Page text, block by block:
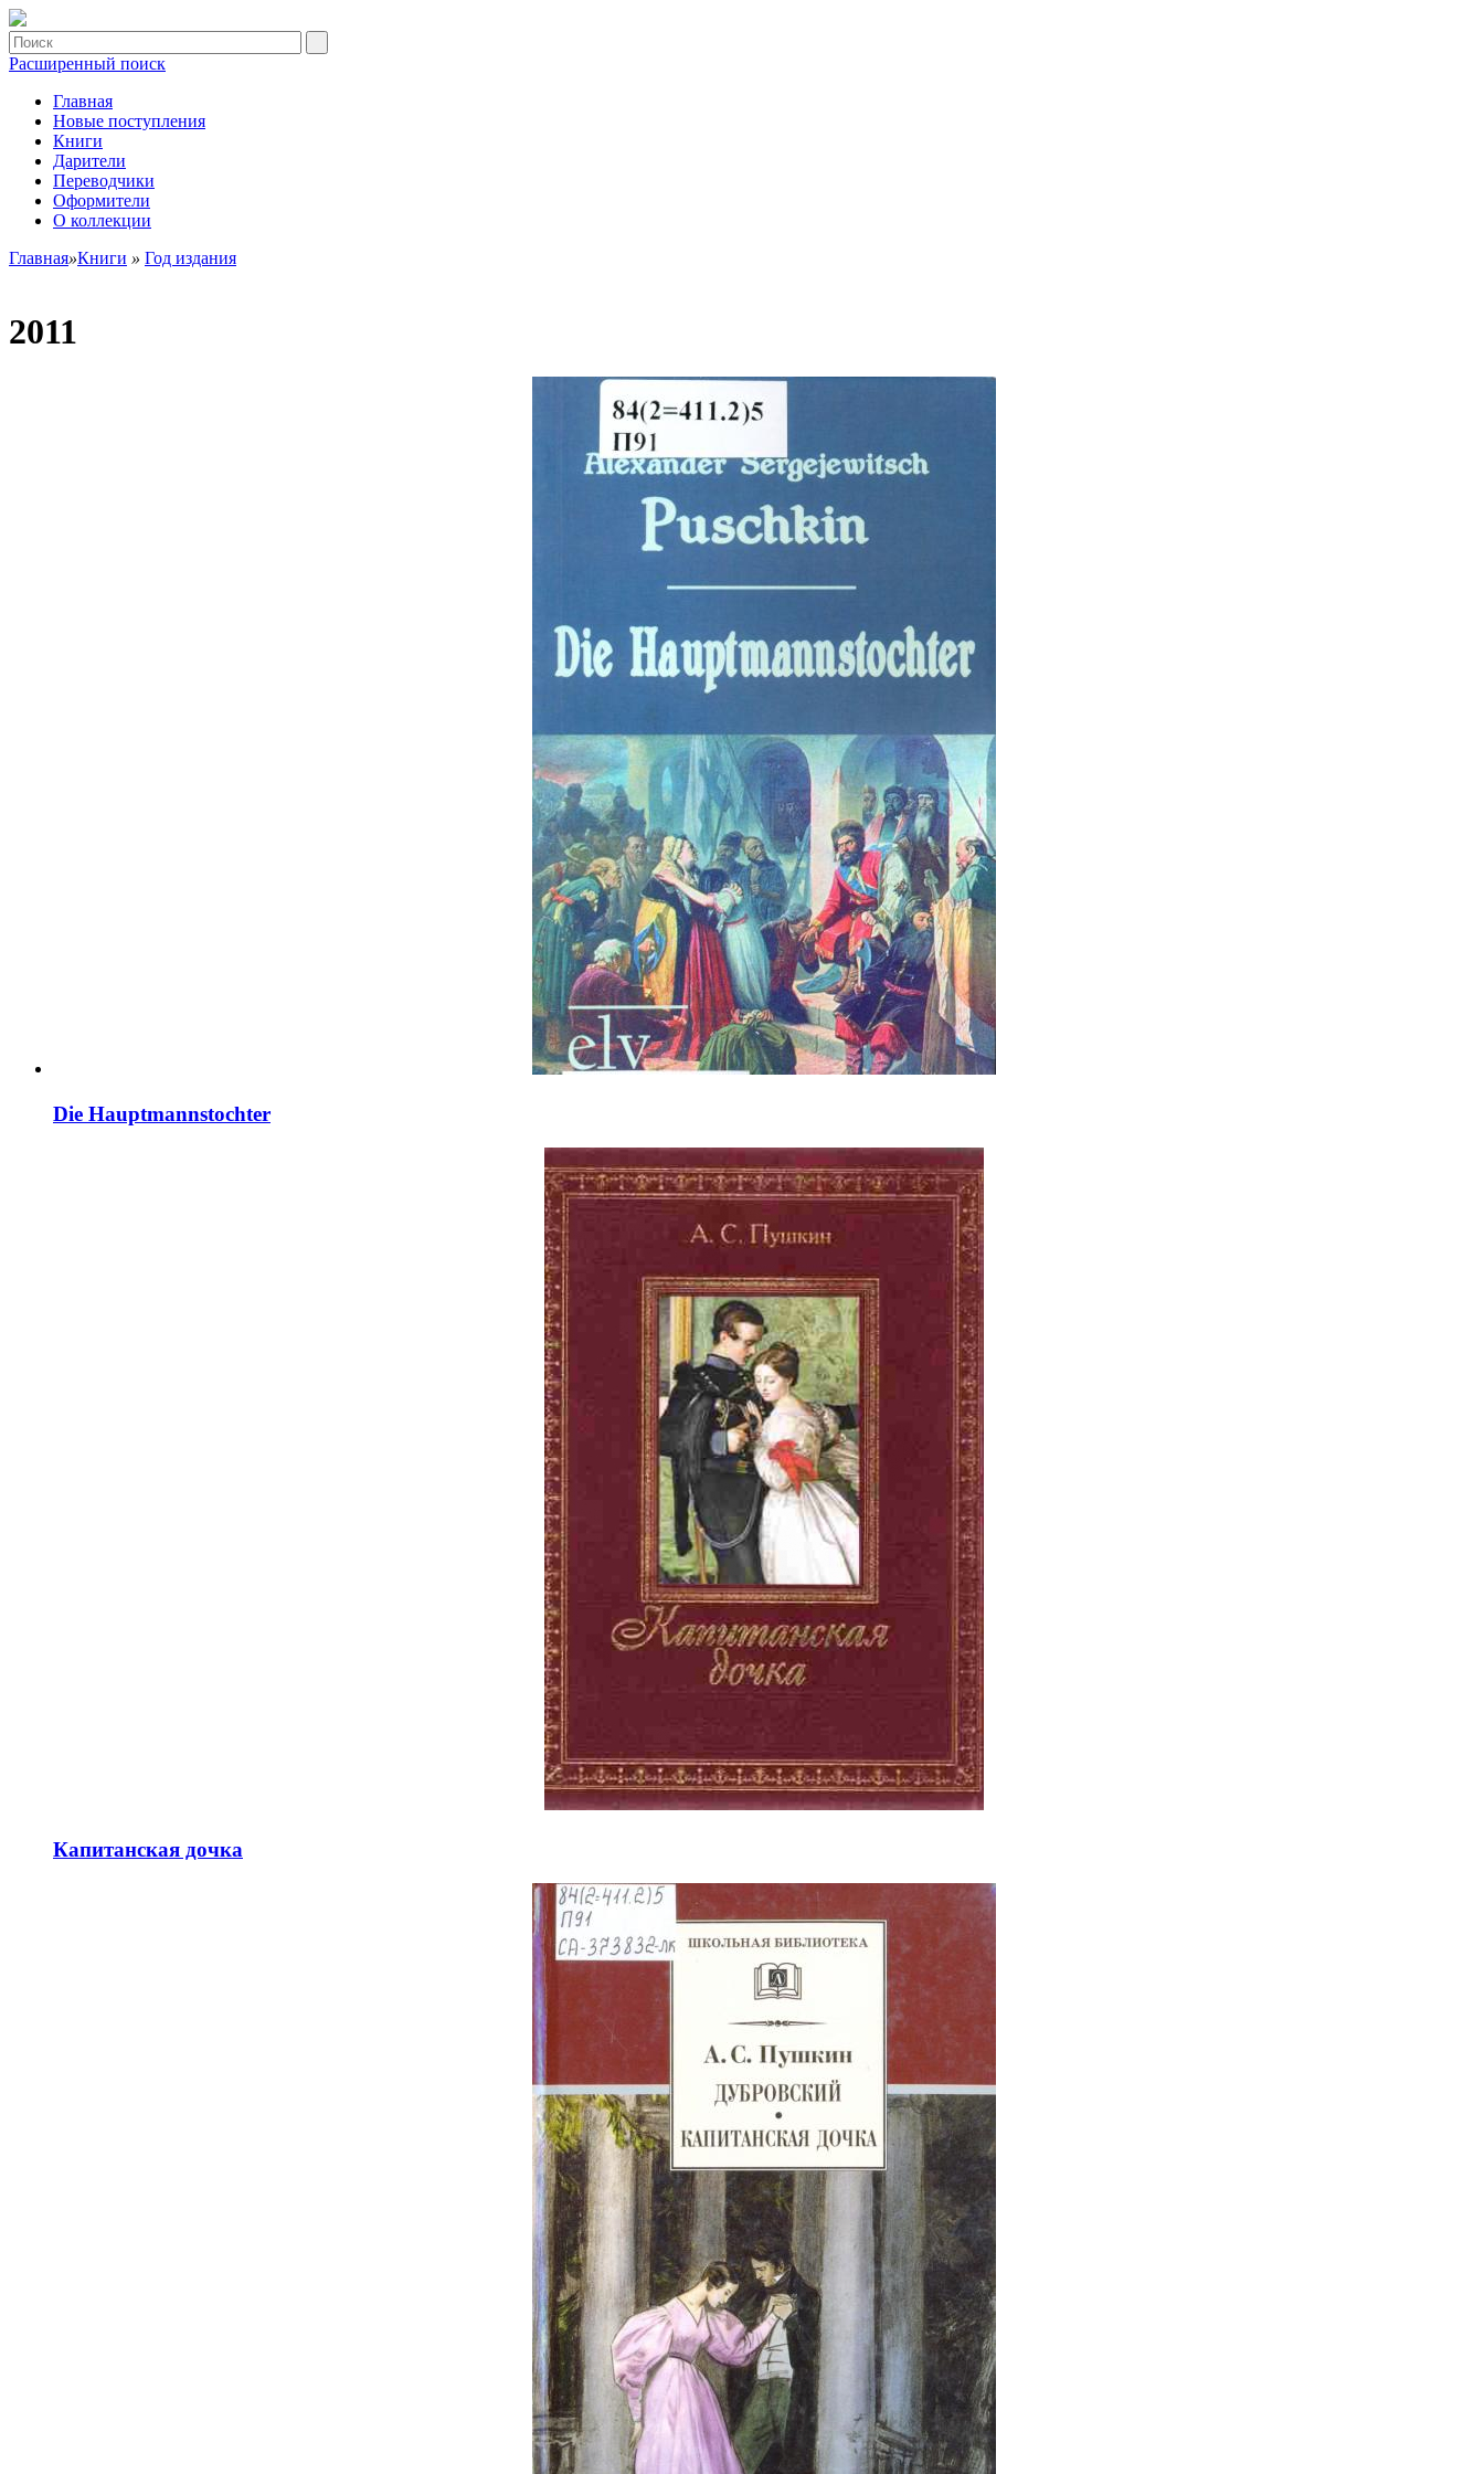
Расширенный поиск
Главная
Новые поступления
Книги
Дарители
Переводчики
Оформители
О коллекции
Главная»Книги » Год издания
2011
Die Hauptmannstochter
Капитанская дочка